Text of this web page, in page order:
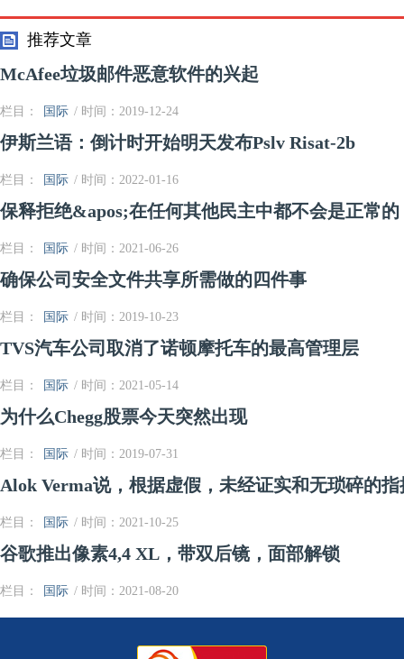
leyland. Jallianwala
推荐文章
McAfee垃圾邮件恶意软件的兴起
栏目： 国际 / 时间：2019-12-24
伊斯兰语：倒计时开始明天发布Pslv Risat-2b
栏目： 国际 / 时间：2022-01-16
保释拒绝&apos;在任何其他民主中都不会是正常的
栏目： 国际 / 时间：2021-06-26
确保公司安全文件共享所需做的四件事
栏目： 国际 / 时间：2019-10-23
TVS汽车公司取消了诺顿摩托车的最高管理层
栏目： 国际 / 时间：2021-05-14
为什么Chegg股票今天突然出现
栏目： 国际 / 时间：2019-07-31
Alok Verma说，根据虚假，未经证实和无琐碎的
栏目： 国际 / 时间：2021-10-25
谷歌推出像素4,4 XL，带双后镜，面部解锁
栏目： 国际 / 时间：2021-08-20